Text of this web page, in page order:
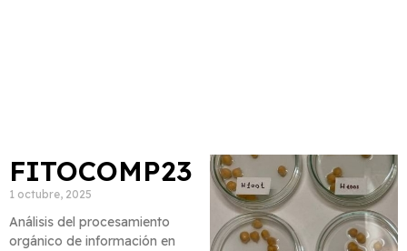
FITOCOMP23
1 octubre, 2025
Análisis del procesamiento
orgánico de información en